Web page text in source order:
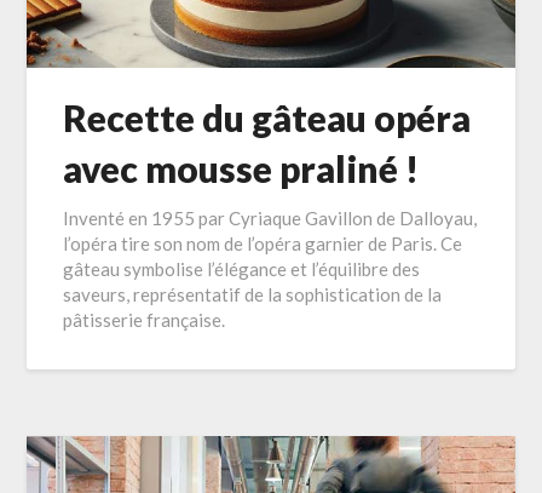
Recette du gâteau opéra
avec mousse praliné !
Inventé en 1955 par Cyriaque Gavillon de Dalloyau,
l’opéra tire son nom de l’opéra garnier de Paris. Ce
gâteau symbolise l’élégance et l’équilibre des
saveurs, représentatif de la sophistication de la
pâtisserie française.